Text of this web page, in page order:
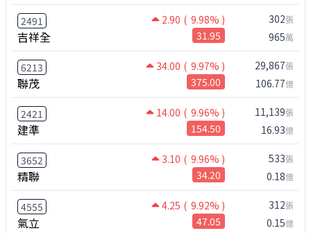
2491 2.90 ( 9.98% )
吉祥全 31.95
302張
965萬
6213 34.00 ( 9.97% )
聯茂 375.00
29,867張
106.77億
2421 14.00 ( 9.96% )
建準 154.50
11,139張
16.93億
3652 3.10 ( 9.96% )
精聯 34.20
533張
0.18億
4555 4.25 ( 9.92% )
氣立 47.05
312張
0.15億